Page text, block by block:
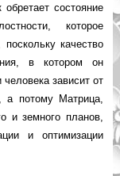
состояние
которое
качество
в котором он
зависит от
потому Матрица,
и земного планов,
и оптимизации